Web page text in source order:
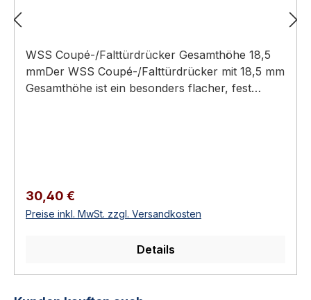
WSS Coupé-/Falttürdrücker Gesamthöhe 18,5
mmDer WSS Coupé-/Falttürdrücker mit 18,5 mm
Gesamthöhe ist ein besonders flacher, fest
drehbar gelagertFür Coupé-, Falt- und
RohrrahmentürenAluminium (3
Oberflächen)Technische DatenSpezifikation und
höhe18,5 mmVierkant8
mmRosetterechteckigLagerungfest drehbar
Regulärer Preis:
30,40 €
Preise inkl. MwSt. zzgl. Versandkosten
Details